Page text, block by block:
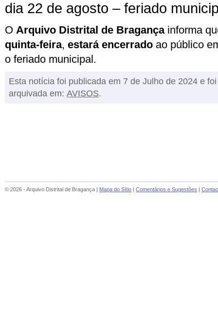
dia 22 de agosto – feriado
O Arquivo Distrital de Bragança informa
quinta-feira, estará encerrado ao público
o feriado municipal.
Esta notícia foi publicada em 7 de Julho de 2024 e foi
arquivada em: AVISOS.
© 2026 - Arquivo Distrital de Bragança | Mapa do Sítio Comentários e Sugestões